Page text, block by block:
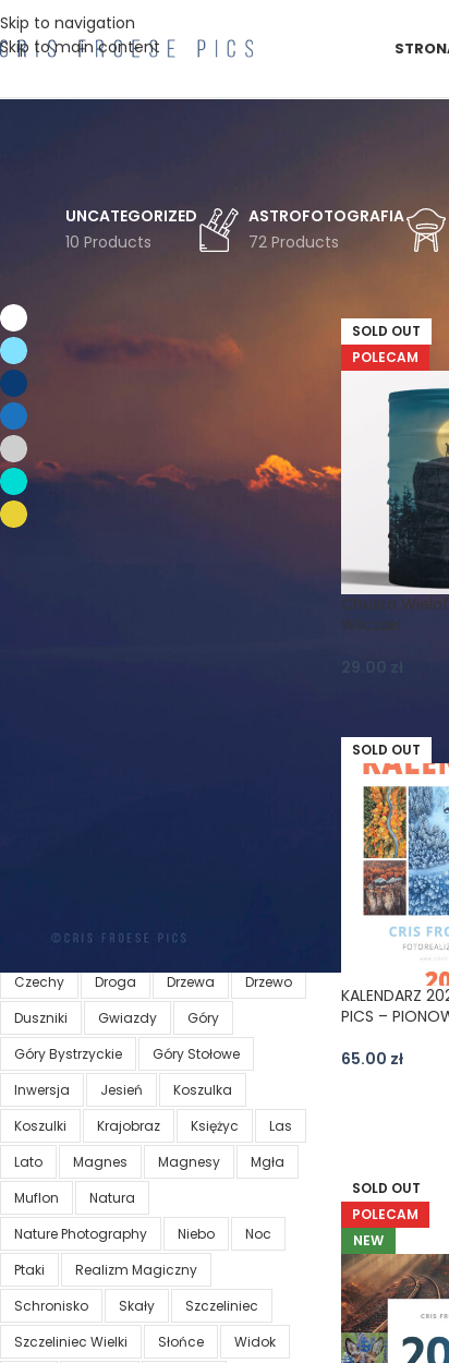
Skip to navigation
Skip to main content
UNCATEGORIZED
10 Products
ASTROFOTOGRAFIA
72 Products
Turkus 8
Astrofotografia
Czechy
Droga Drzewa
Drzewo
Duszniki
Gwiazdy
Góry
Góry Bystrzyckie
Góry Stołowe
Inwersja
Jesień
Koszulka
Koszulki
Krajobraz Księżyc
Las
Lato
Magnes Magnesy
Mgła
Muflon
Natura
Nature Photography
Niebo
Noc
Ptaki
Realizm Magiczny
Schronisko
Skały
Szczeliniec
Szczeliniec Wielki
Słońce
Widok
SOLD OUT
POLECAM
Chusta
Wilczaki
SOLD OUT
KALENDARZ
PICS –
65.00 zł
SOLD OUT
POLECAM
NEW